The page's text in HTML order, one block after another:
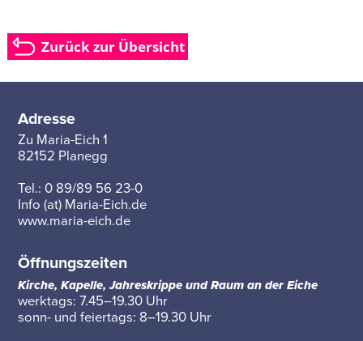
Zurück zur Übersicht
Adresse
Zu Maria-Eich 1
82152 Planegg
Tel.: 0 89/89 56 23-0
Info (at) Maria-Eich.de
www.maria-eich.de
Öffnungszeiten
Kirche, Kapelle, Jahreskrippe und Raum an der Eiche
werktags: 7.45–19.30 Uhr
sonn- und feiertags: 8–19.30 Uhr